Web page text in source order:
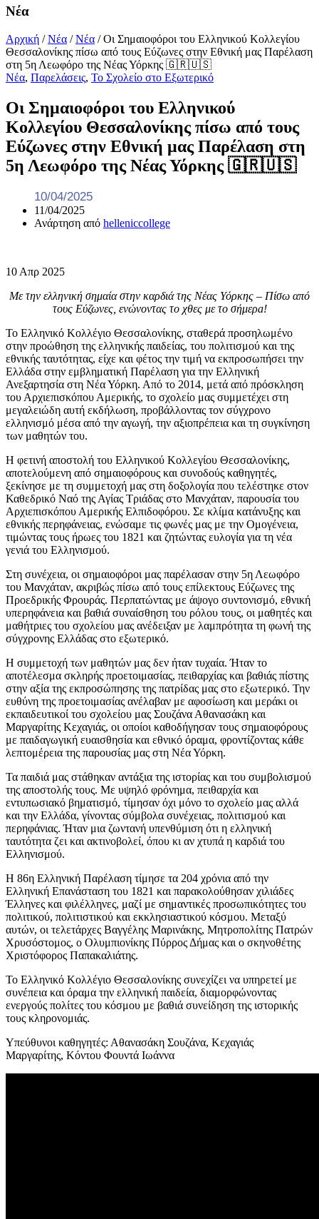
Νέα
Αρχική /Νέα /Νέα /Οι Σημαιοφόροι του Ελληνικού Κολλεγίου
Θεσσαλονίκης πίσω από τους Εύζωνες στην Εθνική μας Παρέλαση
στη 5η Λεωφόρο της Νέας Υόρκης 🇬🇷🇺🇸
Νέα, Παρελάσεις, Το Σχολείο στο Εξωτερικό
Οι Σημαιοφόροι του Ελληνικού
Κολλεγίου Θεσσαλονίκης πίσω από τους
Εύζωνες στην Εθνική μας Παρέλαση στη
5η Λεωφόρο της Νέας Υόρκης 🇬🇷🇺🇸
10/04/2025
11/04/2025
Ανάρτηση από helleniccollege
10 Απρ 2025
Με την ελληνική σημαία στην καρδιά της Νέας Υόρκης – Πίσω από
τους Εύζωνες, ενώνοντας το χθες με το σήμερa!
Το Ελληνικό Κολλέγιο Θεσσαλονίκης, σταθερά προσηλωμένο
στην προώθηση της ελληνικής παιδείας, του πολιτισμού και της
εθνικής ταυτότητας, είχε και φέτος την τιμή να εκπροσωπήσει την
Ελλάδα στην εμβληματική Παρέλαση για την Ελληνική
Ανεξαρτησία στη Νέα Υόρκη. Από το 2014, μετά από πρόσκληση
του Αρχιεπισκόπου Αμερικής, το σχολείο μας συμμετέχει στη
μεγαλειώδη αυτή εκδήλωση, προβάλλοντας τον σύγχρονο
ελληνισμό μέσα από την αγωγή, την αξιοπρέπεια και τη συγκίνηση
των μαθητών του.
Η φετινή αποστολή του Ελληνικού Κολλεγίου Θεσσαλονίκης,
αποτελούμενη από σημαιοφόρους και συνοδούς καθηγητές,
ξεκίνησε με τη συμμετοχή μας στη δοξολογία που τελέστηκε στον
Καθεδρικό Ναό της Αγίας Τριάδας στο Μανχάταν, παρουσία του
Αρχιεπισκόπου Αμερικής Ελπιδοφόρου. Σε κλίμα κατάνυξης και
εθνικής περηφάνειας, ενώσαμε τις φωνές μας με την Ομογένεια,
τιμώντας τους ήρωες του 1821 και ζητώντας ευλογία για τη νέα
γενιά του Ελληνισμού.
Στη συνέχεια, οι σημαιοφόροι μας παρέλασαν στην 5η Λεωφόρο
του Μανχάταν, ακριβώς πίσω από τους επίλεκτους Εύζωνες της
Προεδρικής Φρουράς. Περπατώντας με άψογο συντονισμό, εθνική
υπερηφάνεια και βαθιά συναίσθηση του ρόλου τους, οι μαθητές και
μαθήτριες του σχολείου μας ανέδειξαν με λαμπρότητα τη φωνή της
σύγχρονης Ελλάδας στο εξωτερικό.
Η συμμετοχή των μαθητών μας δεν ήταν τυχαία. Ήταν το
αποτέλεσμα σκληρής προετοιμασίας, πειθαρχίας και βαθιάς πίστης
στην αξία της εκπροσώπησης της πατρίδας μας στο εξωτερικό. Την
ευθύνη της προετοιμασίας ανέλαβαν με αφοσίωση και μεράκι οι
εκπαιδευτικοί του σχολείου μας Σουζάνα Αθανασάκη και
Μαργαρίτης Κεχαγιάς, οι οποίοι καθοδήγησαν τους σημαιοφόρους
με παιδαγωγική ευαισθησία και εθνικό όραμα, φροντίζοντας κάθε
λεπτομέρεια της παρουσίας μας στη Νέα Υόρκη.
Τα παιδιά μας στάθηκαν αντάξια της ιστορίας και του συμβολισμού
της αποστολής τους. Με υψηλό φρόνημα, πειθαρχία και
εντυπωσιακό βηματισμό, τίμησαν όχι μόνο το σχολείο μας αλλά
και την Ελλάδα, γίνοντας σύμβολα συνέχειας, πολιτισμού και
περηφάνιας. Ήταν μια ζωντανή υπενθύμιση ότι η ελληνική
ταυτότητα ζει και ακτινοβολεί, όπου κι αν χτυπά η καρδιά του
Ελληνισμού.
Η 86η Ελληνική Παρέλαση τίμησε τα 204 χρόνια από την
Ελληνική Επανάσταση του 1821 και παρακολούθησαν χιλιάδες
Έλληνες και φιλέλληνες, μαζί με σημαντικές προσωπικότητες του
πολιτικού, πολιτιστικού και εκκλησιαστικού κόσμου. Μεταξύ
αυτών, οι τελετάρχες Βαγγέλης Μαρινάκης, Μητροπολίτης Πατρών
Χρυσόστομος, ο Ολυμπιονίκης Πύρρος Δήμας και ο σκηνοθέτης
Χριστόφορος Παπακαλιάτης.
Το Ελληνικό Κολλέγιο Θεσσαλονίκης συνεχίζει να υπηρετεί με
συνέπεια και όραμα την ελληνική παιδεία, διαμορφώνοντας
ενεργούς πολίτες του κόσμου με βαθιά συνείδηση της ιστορικής
τους κληρονομιάς.
Υπεύθυνοι καθηγητές: Αθανασάκη Σουζάνα, Κεχαγιάς
Μαργαρίτης, Κόντου Φουντά Ιωάννα